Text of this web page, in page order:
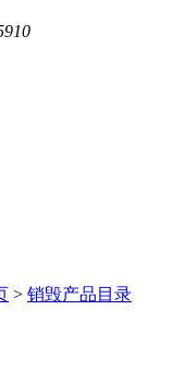
> 销毁产品目录